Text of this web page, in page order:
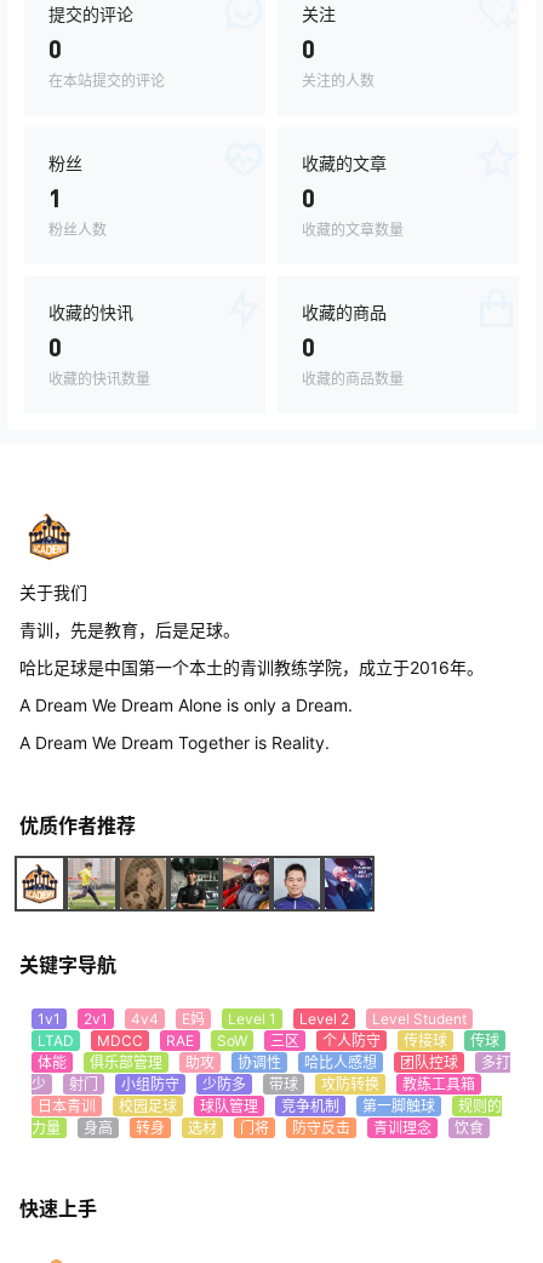
提交的评论
0
在本站提交的评论
关注
0
关注的人数
粉丝
1
粉丝人数
收藏的文章
0
收藏的文章数量
收藏的快讯
0
收藏的快讯数量
收藏的商品
0
收藏的商品数量
关于我们
青训，先是教育，后是足球。
哈比足球是中国第一个本土的青训教练学院，成立于2016年。
A Dream We Dream Alone is only a Dream.
A Dream We Dream Together is Reality.
优质作者推荐
关键字导航
1v1 2v1 4v4 E妈 Level 1 Level 2
Level Student
LTAD
MDCC RAE SoW 三区 个人防守 传接球
传球
体能
俱乐部管理 助攻 协调性 哈比人感想 团队控球
多打
少
射门 小组防守 少防多 带球 攻防转换
教练工具箱
日本青训
校园足球 球队管理 竞争机制 第一脚触球
规则的
力量
身高 转身 选材 门将 防守反击 青训理念 饮食
快速上手